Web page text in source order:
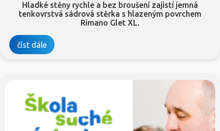
Hladké stěny rychle a bez broušení zajistí jemná
tenkovrstvá sádrová stěrka s hlazeným povrchem
Rimano Glet XL.
číst dále